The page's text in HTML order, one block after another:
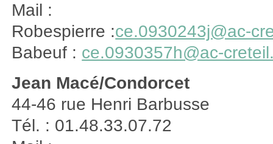
Mail :
Robespierre :ce.0930243j@ac-
Babeuf : ce.0930357h@ac-
Jean Macé/Condorcet
44-46 rue Henri Barbusse
Tél. : 01.48.33.07.72